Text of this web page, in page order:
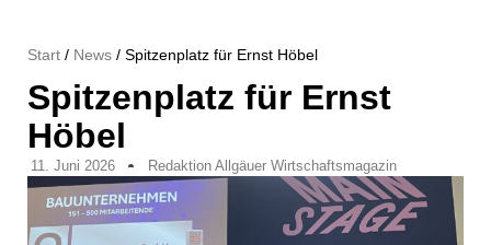
Start / News / Spitzenplatz für Ernst Höbel
Spitzenplatz für Ernst
Höbel
11. Juni 2026 Redaktion Allgäuer Wirtschaftsmagazin